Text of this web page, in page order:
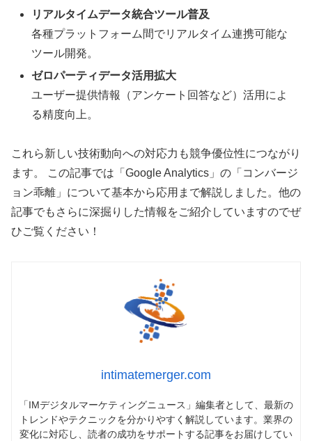
リアルタイムデータ統合ツール普及
各種プラットフォーム間でリアルタイム連携可能な
ツール開発。
ゼロパーティデータ活用拡大
ユーザー提供情報（アンケート回答など）活用によ
る精度向上。
これら新しい技術動向への対応力も競争優位性につながり
ます。
この記事では「Google Analytics」の「コンバージ
ョン乖離」について基本から応用まで解説しました。他の
記事でもさらに深掘りした情報をご紹介していますのでぜ
ひご覧ください！
intimatemerger.com
「IMデジタルマーケティングニュース」編集者として、最新の
トレンドやテクニックを分かりやすく解説しています。業界の
変化に対応し、読者の成功をサポートする記事をお届けしてい